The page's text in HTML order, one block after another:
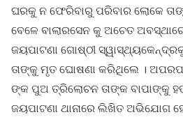
ଘରକୁ ନ ଫେରିବାରୁ ପରିବାର ଲୋକେ
ବେଳେ ବାଲାରସେନ କୁ ଅଚେତ
ଜୟପାଟଣା ଗୋଷ୍ଠୀ
ତାଙ୍କୁ ମୃତ ଘୋଷଣା କରିଥିଲେ ।
ଙ୍କ ପୁଅ ତ୍ରିଲୋଚନ ତାଙ୍କ ବାପାଙ୍କୁ
ଜୟପାଟଣା ଥାନାରେ ଲିଖିତ ଅଭିଯୋଗ